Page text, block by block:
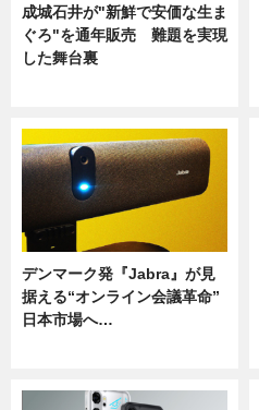
成城石井が"新鮮で安価な生ま
ぐろ"を通年販売 難題を実現
した舞台裏
デンマーク発『Jabra』が見
据える“オンライン会議革命”
日本市場へ…